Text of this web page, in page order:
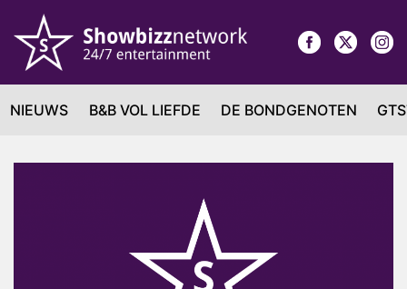
NIEUWS B&B VOL LIEFDE DE BONDGENOTEN